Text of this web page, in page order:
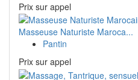
Prix ​​sur appel
Masseuse Naturiste Maroca...
Pantin
Prix ​​sur appel